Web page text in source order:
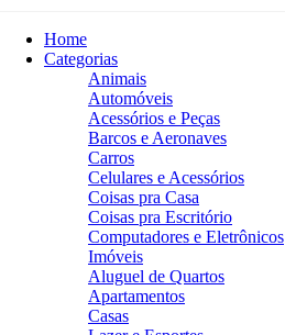
Home
Categorias
Animais
Automóveis
Acessórios e Peças
Barcos e Aeronaves
Carros
Celulares e Acessórios
Coisas pra Casa
Coisas pra Escritório
Computadores e Eletrônicos
Imóveis
Aluguel de Quartos
Apartamentos
Casas